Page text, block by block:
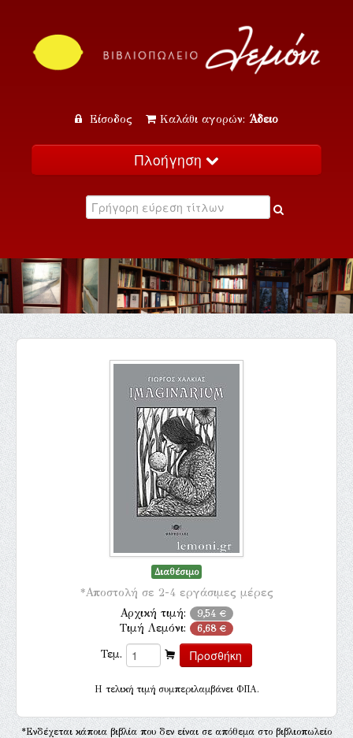
Είσοδος Καλάθι αγορών: Άδειο
Πλοήγηση
Κατάλογος
Εκδηλώσεις
Επικοινωνία
Διαθέσιμο
*Αποστολή σε 2-4 εργάσιμες μέρες
Αρχική τιμή: 9,54 €
Τιμή Λεμόνι: 6,68 €
Τεμ.
H τελική τιμή συμπεριλαμβάνει ΦΠΑ.
*Ενδέχεται κάποια βιβλία που δεν είναι σε απόθεμα στο βιβλιοπωλείο